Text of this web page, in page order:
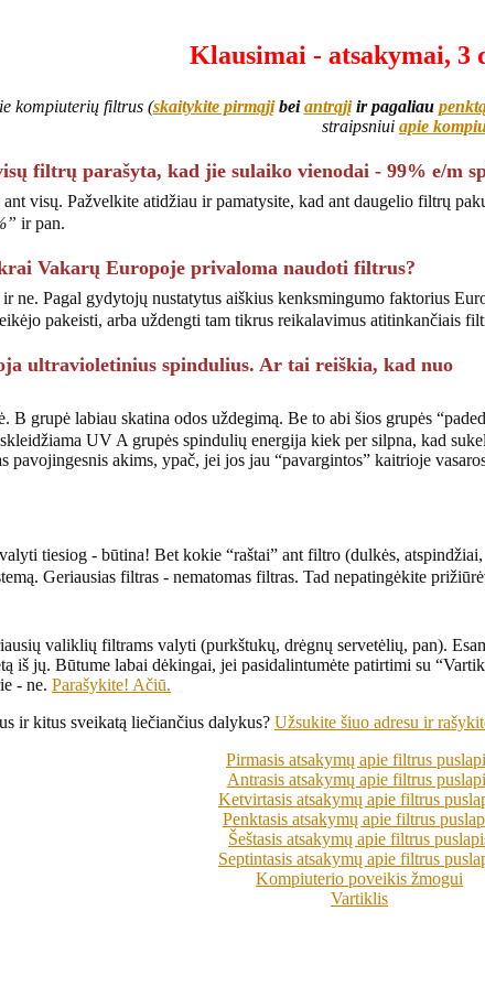
Klausimai - atsakymai, 3
kompiuterių filtrus (skaitykite pirmąjįbeiantrąjįir pagaliau
straipsniui apie
filtrų parašyta, kad jie sulaiko vienodai - 99% e/m
ant visų. Pažvelkite atidžiau ir pamatysite, kad ant daugelio filtrų
ir pan.
Vakarų Europoje privaloma naudoti filtrus?
ne. Pagal gydytojų nustatytus aiškius kenksmingumo faktorius
pakeisti, arba uždengti tam tikrus reikalavimus atitinkančiais
ultravioletinius spindulius. Ar tai reiškia, kad nuo
grupė labiau skatina odos uždegimą. Be to abi šios grupės
UV A grupės spindulių energija kiek per silpna, kad
pavojingesnis akims, ypač, jei jos jau “pavargintos” kaitrioje
tiesiog - būtina! Bet kokie “raštai” ant filtro (dulkės, atspindžiai,
Geriausias filtras - nematomas filtras. Tad nepatingėkite
valiklių filtrams valyti (purkštukų, drėgnų servetėlių, pan).
iš jų. Būtume labai dėkingai, jei pasidalintumėte patirtimi su
- ne. Parašykite! Ačiū.
ir kitus sveikatą liečiančius dalykus? Užsukite šiuo adresu ir
Pirmasis atsakymų apie filtrus
Antrasis atsakymų apie filtrus
Ketvirtasis atsakymų apie filtrus
Penktasis atsakymų apie filtrus
Šeštasis atsakymų apie filtrus
Septintasis atsakymų apie filtrus
Kompiuterio poveikis žmogui
Vartiklis